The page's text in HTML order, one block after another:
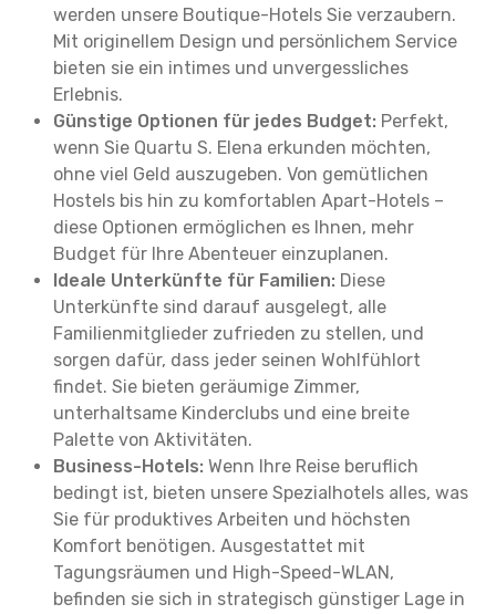
werden unsere Boutique-Hotels Sie verzaubern.
Mit originellem Design und persönlichem Service
bieten sie ein intimes und unvergessliches
Erlebnis.
Günstige Optionen für jedes Budget: Perfekt,
wenn Sie Quartu S. Elena erkunden möchten,
ohne viel Geld auszugeben. Von gemütlichen
Hostels bis hin zu komfortablen Apart-Hotels –
diese Optionen ermöglichen es Ihnen, mehr
Budget für Ihre Abenteuer einzuplanen.
Ideale Unterkünfte für Familien: Diese
Unterkünfte sind darauf ausgelegt, alle
Familienmitglieder zufrieden zu stellen, und
sorgen dafür, dass jeder seinen Wohlfühlort
findet. Sie bieten geräumige Zimmer,
unterhaltsame Kinderclubs und eine breite
Palette von Aktivitäten.
Business-Hotels: Wenn Ihre Reise beruflich
bedingt ist, bieten unsere Spezialhotels alles, was
Sie für produktives Arbeiten und höchsten
Komfort benötigen. Ausgestattet mit
Tagungsräumen und High-Speed-WLAN,
befinden sie sich in strategisch günstiger Lage in